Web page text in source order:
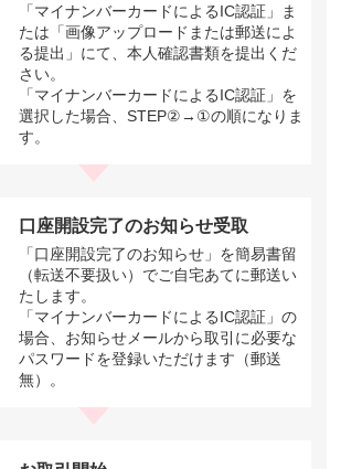
「マイナンバーカードによるIC認証」ま
たは「画像アップロードまたは郵送によ
る提出」にて、本人確認書類を提出くだ
さい。
「マイナンバーカードによるIC認証」を
選択した場合、STEP②→①の順になりま
す。
口座開設完了のお知らせ受取
「口座開設完了のお知らせ」を簡易書留
（転送不要扱い）でご自宅あてに郵送い
たします。
「マイナンバーカードによるIC認証」の
場合、お知らせメールから取引に必要な
パスワードを登録いただけます（郵送
無）。